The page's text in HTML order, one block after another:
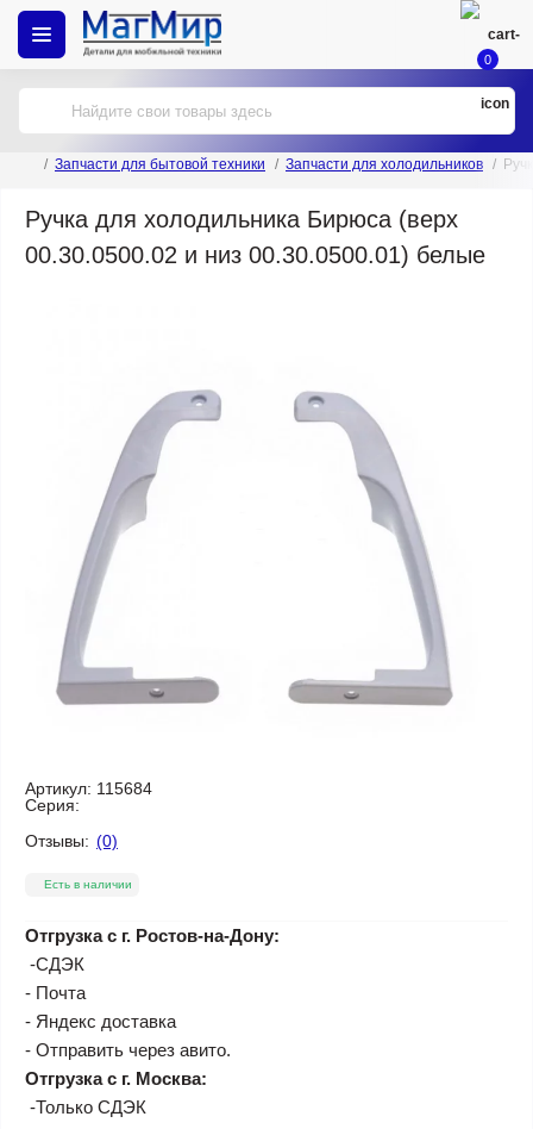
0
Запчасти для бытовой техники Запчасти для холодильников
Ручка для холодильника Бирюса (верх
00.30.0500.02 и низ 00.30.0500.01) белые
Артикул: 115684
Серия:
Отзывы: (0)
Есть в наличии
Отгрузка с г. Ростов-на-Дону:
-СДЭК
- Почта
- Яндекс доставка
- Отправить через авито.
Отгрузка с г. Москва:
-Только СДЭК